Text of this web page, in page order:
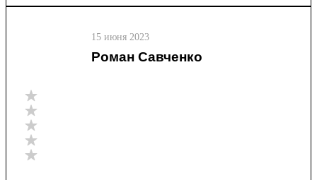
15 июня 2023
Роман Савченко